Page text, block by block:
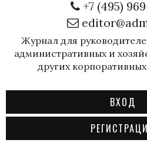
+7 (495)
Журнал для
административных и
других
ВХОД